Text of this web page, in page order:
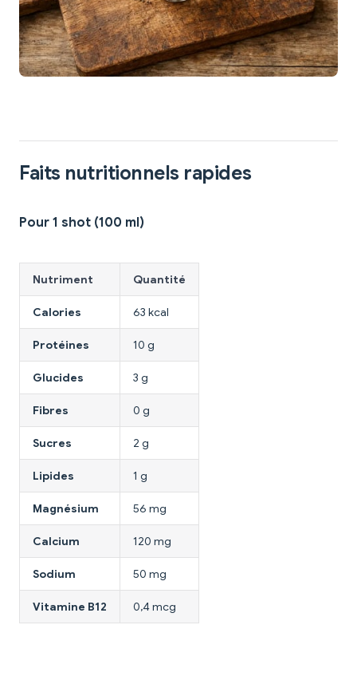
Faits nutritionnels rapides
Pour 1 shot (100 ml)
Nutriment Quantité
Calories 63 kcal
Protéines 10 g
Glucides 3 g
Fibres 0 g
Sucres 2 g
Lipides 1 g
Magnésium 56 mg
Calcium 120 mg
Sodium 50 mg
Vitamine B12 0,4 mcg